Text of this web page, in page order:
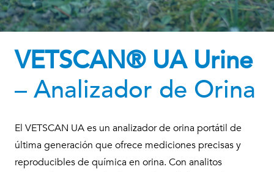
VETSCAN® UA Urine
– Analizador de Orina
El VETSCAN UA es un analizador de orina portátil de
última generación que ofrece mediciones precisas y
reproducibles de química en orina. Con analitos